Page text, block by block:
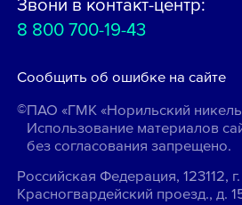
8 800 700-19-43
Сообщить об ошибке на сайте
ПАО «ГМК «Норильский
Использование материалов
без согласования запрещено.
Российская Федерация, 123112,
Красногвардейский проезд., д.